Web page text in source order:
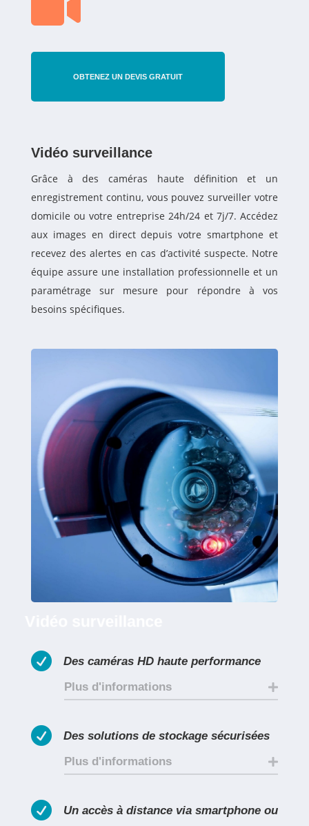

OBTENEZ UN DEVIS GRATUIT
Vidéo surveillance
Grâce à des caméras haute définition et un
enregistrement continu, vous pouvez surveiller votre
domicile ou votre entreprise 24h/24 et 7j/7. Accédez
aux images en direct depuis votre smartphone et
recevez des alertes en cas d’activité suspecte. Notre
équipe assure une installation professionnelle et un
paramétrage sur mesure pour répondre à vos
besoins spécifiques.

Des caméras HD haute performance
Plus d'informations

Des solutions de stockage sécurisées
Plus d'informations

Un accès à distance via smartphone ou